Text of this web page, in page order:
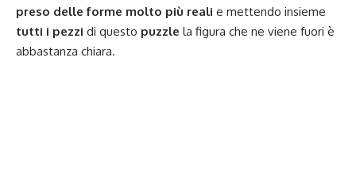
preso delle forme molto più reali e mettendo insieme
tutti i pezzi di questo puzzle la figura che ne viene fuori è
abbastanza chiara.